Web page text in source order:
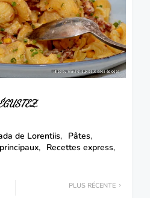
de Lorentiis
Pâtes
Recettes express
PLUS RÉCENTE